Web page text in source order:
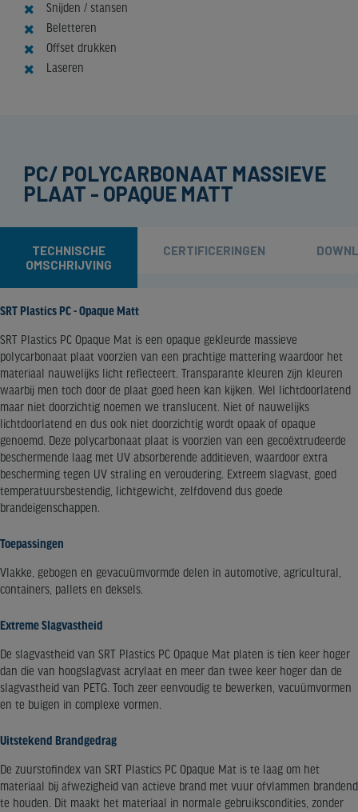
Snijden / stansen
Beletteren
Offset drukken
Laseren
PC/ POLYCARBONAAT MASSIEVE
PLAAT - OPAQUE MATT
TECHNISCHE
OMSCHRIJVING
CERTIFICERINGEN
SRT Plastics PC - Opaque Matt
SRT Plastics PC Opaque Mat is een opaque gekleurde massieve
polycarbonaat plaat voorzien van een prachtige mattering waardoor het
materiaal nauwelijks licht reflecteert. Transparante kleuren zijn kleuren
waarbij men toch door de plaat goed heen kan kijken. Wel lichtdoorlatend
maar niet doorzichtig noemen we translucent. Niet of nauwelijks
lichtdoorlatend en dus ook niet doorzichtig wordt opaak of opaque
genoemd. Deze polycarbonaat plaat is voorzien van een gecoëxtrudeerde
beschermende laag met UV absorberende additieven, waardoor extra
bescherming tegen UV straling en veroudering. Extreem slagvast, goed
temperatuursbestendig, lichtgewicht, zelfdovend dus goede
brandeigenschappen.
Toepassingen
Vlakke, gebogen en gevacuümvormde delen in automotive, agricultural,
containers, pallets en deksels.
Extreme Slagvastheid
De slagvastheid van SRT Plastics PC Opaque Mat platen is tien keer hoger
dan die van hoogslagvast acrylaat en meer dan twee keer hoger dan de
slagvastheid van PETG. Toch zeer eenvoudig te bewerken, vacuümvormen
en te buigen in complexe vormen.
Uitstekend Brandgedrag
De zuurstofindex van SRT Plastics PC Opaque Mat is te laag om het
materiaal bij afwezigheid van actieve brand met vuur ofvlammen brandend
te houden. Dit maakt het materiaal in normale gebruikscondities, zonder